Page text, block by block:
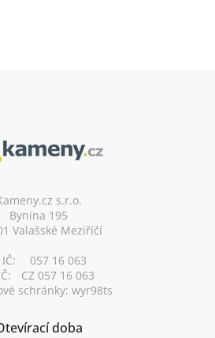
s.r.o.
Bynina 195
Valašské Meziříčí
IČ:
057 16 063
CZ 057 16 063
schránky: wyr98ts
doba